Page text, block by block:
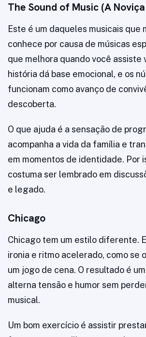
The Sound of Music (A
Este é um daqueles musicais que
conhece por causa de músicas
que melhora quando você assiste
história dá base emocional, e os
funcionam como avanço de
descoberta.
O que ajuda é a sensação de
acompanha a vida da família e
em momentos de identidade. Por
costuma ser lembrado em
e legado.
Chicago
Chicago tem um estilo diferente.
ironia e ritmo acelerado, como se
um jogo de cena. O resultado é
alterna tensão e humor sem
musical.
Um bom exercício é assistir